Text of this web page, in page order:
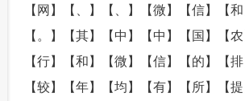
【网】【、】【、】【微】【信】【和
【。】【其】【中】【中】【国】【农
【行】【和】【微】【信】【的】【排
【较】【年】【均】【有】【所】【提